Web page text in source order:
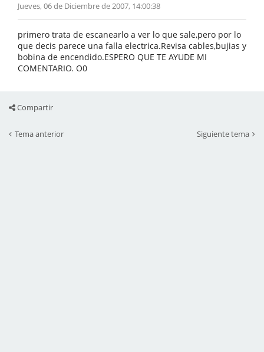
Jueves, 06 de Diciembre de 2007, 14:00:38
primero trata de escanearlo a ver lo que sale,pero por lo
que decis parece una falla electrica.Revisa cables,bujias y
bobina de encendido.ESPERO QUE TE AYUDE MI
COMENTARIO. O0
Compartir
Tema anterior Siguiente tema